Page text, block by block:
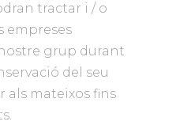
tractar i / o
empreses
grup durant
del seu
als mateixos fins